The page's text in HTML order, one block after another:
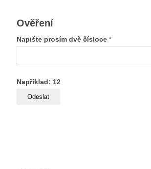
Ověření
Napište prosím dvě čísloce *
Například: 12